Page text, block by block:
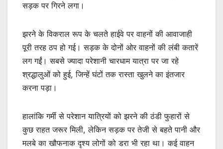
सड़क पर गिरने लगा।
झरने के विकराल रूप के चलते हाईवे पर वाहनों की आवाजाही
पूरी तरह ठप हो गई। सड़क के दोनों ओर वाहनों की लंबी कतारें
लग गईं। सबसे ज्यादा परेशानी चारधाम यात्रा पर जा रहे
श्रद्धालुओं को हुई, जिन्हें घंटों तक रास्ता खुलने का इंतजार
करना पड़ा।
हालांकि गर्मी से परेशान यात्रियों को झरने की ठंडी फुहारों से
कुछ राहत जरूर मिली, लेकिन सड़क पर तेजी से बहते पानी और
मलबे का खौफनाक दृश्य लोगों को डरा भी रहा था। कई वाहन